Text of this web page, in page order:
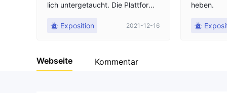
lich untergetaucht. Die Plattform-
kein Geld abgehoben werden. Es
haben sie die Plattform in RI FULL
geändert, um weiterhin zu bluffen
Exposition 2021-12-16
heben.
Webseite Kommentar